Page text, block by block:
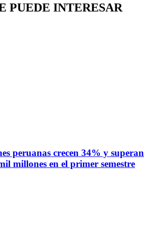
PUEDE INTERESAR
peruanas crecen 34% y superan
millones en el primer semestre